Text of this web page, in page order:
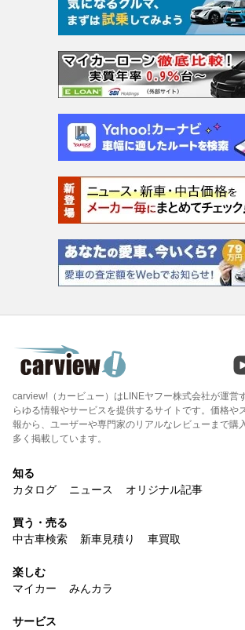
carview!（カービュー）はLINEヤフー株式会社が運営
らゆる情報やサービスを提供するサイトです。価格や
報から、ユーザーや専門家のリアルなレビューまで購
多く掲載しています。
知る
カタログ
ニュース オリジナル記事
買う・売る
中古車検索
新車見積り 車買取
楽しむ
マイカー
みんカラ
サービス